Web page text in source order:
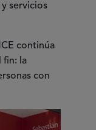
servicios
continúa
fin: la
con